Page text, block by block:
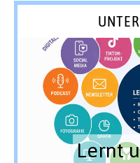
Lernt